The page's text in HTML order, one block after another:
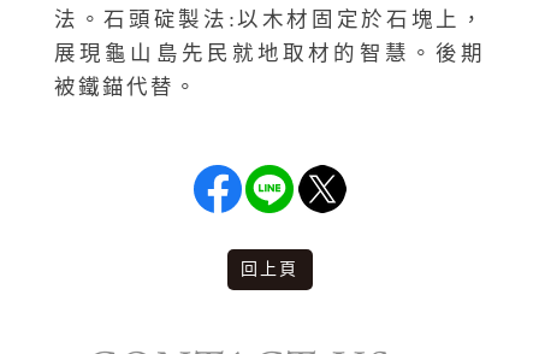
法。石頭碇製法:以木材固定於石塊上，
展現龜山島先民就地取材的智慧。後期
被鐵錨代替。
回上頁